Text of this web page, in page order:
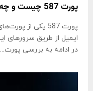
پورت 587 چیست و چه کاربردی دارد؟
در ادامه به بررسی پورت...